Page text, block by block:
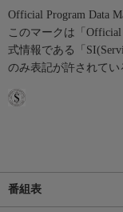
Official Program Data
このマークは「
式情報である「
のみ表記が許されてい
番組表